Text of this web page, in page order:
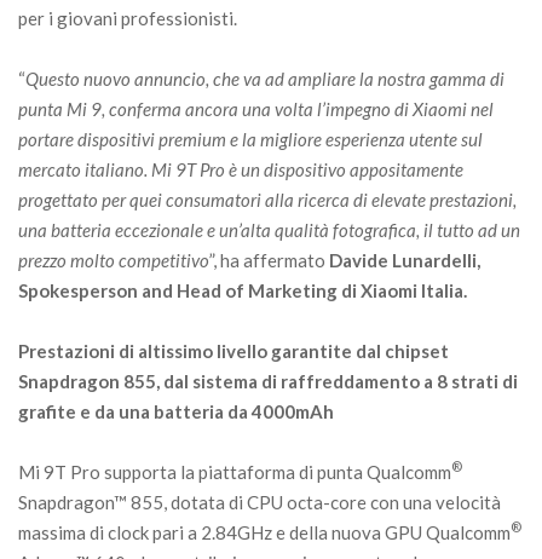
per i giovani professionisti.
“Questo nuovo annuncio, che va ad ampliare la nostra gamma di
punta Mi 9, conferma ancora una volta l’impegno di Xiaomi nel
portare dispositivi premium e la migliore esperienza utente sul
mercato italiano. Mi 9T Pro è un dispositivo appositamente
progettato per quei consumatori alla ricerca di elevate prestazioni,
una batteria eccezionale e un’alta qualità fotografica, il tutto ad un
prezzo molto competitivo”, ha affermato Davide Lunardelli,
Spokesperson and Head of Marketing di Xiaomi Italia.
Prestazioni di altissimo livello garantite dal chipset
Snapdragon 855, dal sistema di raffreddamento a 8 strati di
grafite e da una batteria da 4000mAh
Mi 9T Pro supporta la piattaforma di punta Qualcomm®
Snapdragon™ 855, dotata di CPU octa-core con una velocità
massima di clock pari a 2.84GHz e della nuova GPU Qualcomm®